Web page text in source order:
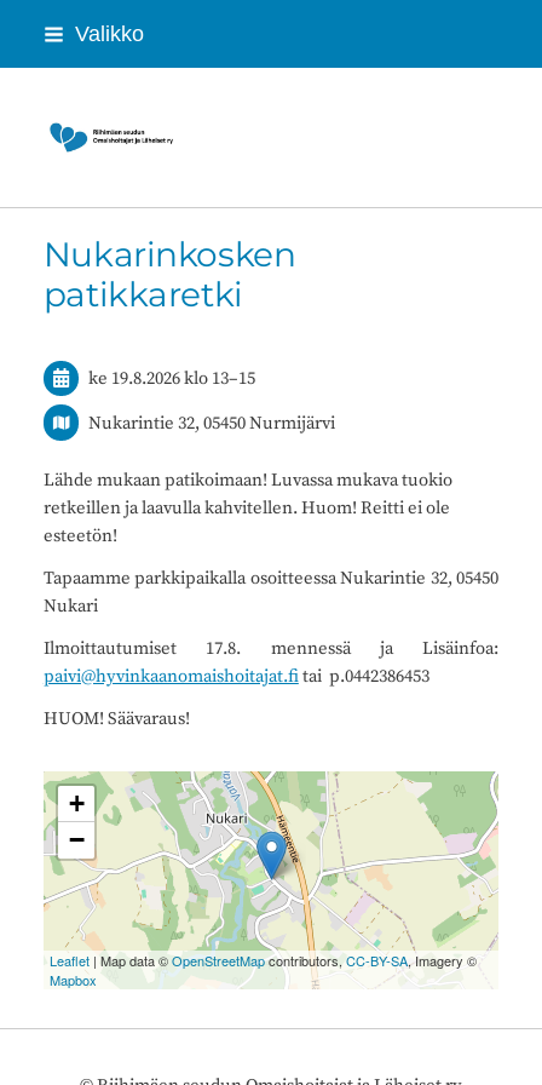
Siirry
Valikko
Riihimäen seudun Omaishoitajat ja
Nukarinkosken
patikkaretki
ke 19.8.2026klo 13–15
Nukarintie 32, 05450 Nurmijärvi
Lähde mukaan patikoimaan! Luvassa mukava tuokio
retkeillen ja laavulla kahvitellen. Huom! Reitti ei ole
esteetön!
Tapaamme parkkipaikalla osoitteessa Nukarintie 32, 05450
Nukari
Ilmoittautumiset 17.8. mennessä ja Lisäinfoa:
paivi@hyvinkaanomaishoitajat.fitai p.0442386453
HUOM! Säävaraus!
+
−
Leaflet| Map data ©OpenStreetMapcontributors, CC-BY-SA, Imagery ©
Mapbox